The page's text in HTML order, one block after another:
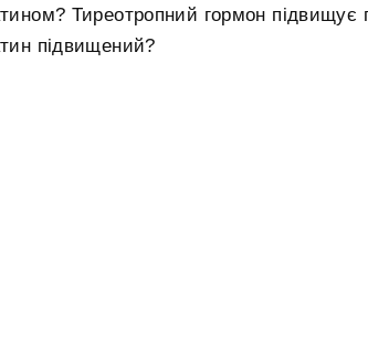
Тиреотропний гормон
підвищений?